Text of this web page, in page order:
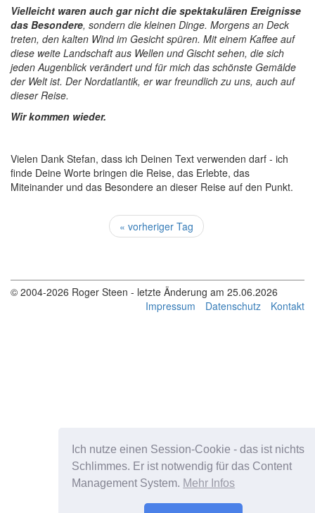
Ich nutze einen Session-Cookie - das ist nichts
Schlimmes. Er ist notwendig für das Content
Management System. Mehr Infos
Vielleicht waren auch gar nicht die spektakulären Ereignisse
das Besondere, sondern die kleinen Dinge. Morgens an Deck
treten, den kalten Wind im Gesicht spüren. Mit einem Kaffee auf
diese weite Landschaft aus Wellen und Gischt sehen, die sich
jeden Augenblick verändert und für mich das schönste Gemälde
der Welt ist. Der Nordatlantik, er war freundlich zu uns, auch auf
dieser Reise.
Wir kommen wieder.
Vielen Dank Stefan, dass ich Deinen Text verwenden darf - ich
finde Deine Worte bringen die Reise, das Erlebte, das
Miteinander und das Besondere an dieser Reise auf den Punkt.
« vorheriger Tag
© 2004-2026 Roger Steen - letzte Änderung am 25.06.2026
Impressum
Datenschutz Kontakt